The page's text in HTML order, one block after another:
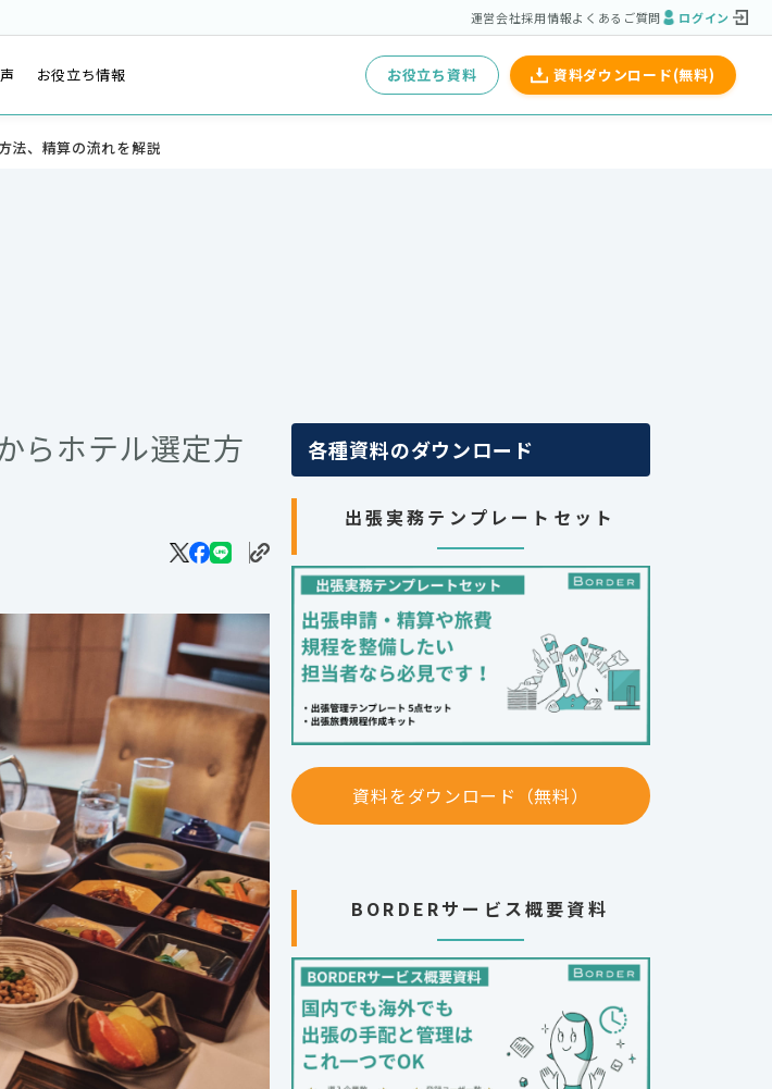
運営会社採用情報よくあるご質問 ログイン
お役立ち情報 お役立ち資料 資料ダウンロード(無料)
法、精算の流れを解説
らホテル選定方
各種資料のダウンロード
出張実務テンプレートセット
資料をダウンロード（無料）
BORDERサービス概要資料